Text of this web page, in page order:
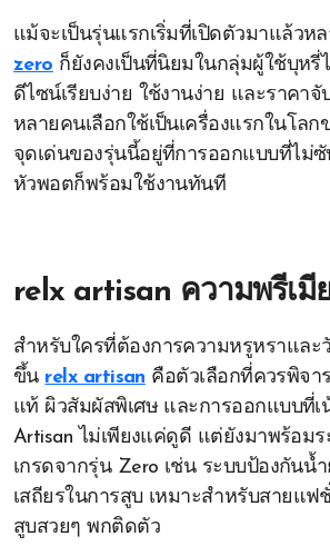
แม้จะเป็นรุ่นแรกเริ่มที่เปิดตัวมาแล้วห
zero ก็ยังคงเป็นที่นิยมในกลุ่มผู้ใช้บุห
ดีไซน์เรียบง่าย ใช้งานง่าย และราคาจั
หลายคนเลือกใช้เป็นเครื่องแรกในโล
จุดเด่นของรุ่นนี้อยู่ที่การออกแบบที่ไม่ซั
หัวพอตก็พร้อมใช้งานทันที
relx artisan ความพรีเมี
สำหรับใครที่ต้องการความหรูหราและ
ขึ้น relx artisan คือตัวเลือกที่ควรพิจ
แท้ ผิวสัมผัสพิเศษ และการออกแบบที่เ
Artisan ไม่เพียงแค่ดูดี แต่ยังมาพร้อม
เกรดจากรุ่น Zero เช่น ระบบป้องกันน้
เสถียรในการสูบ เหมาะสำหรับสายแฟ
สูบสวยๆ พกติดตัว